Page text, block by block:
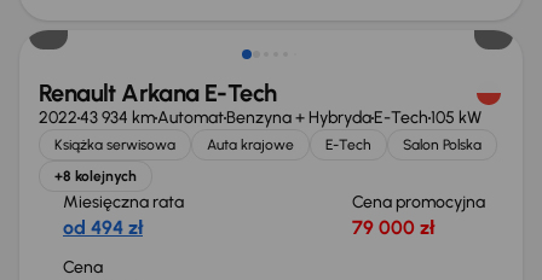
Renault Arkana E-Tech
202243 934 kmAutomatBenzyna + HybrydaE-Tech105 kW
Książka serwisowa Auta krajowe E-Tech
Salon Polska
+8 kolejnych
Miesięczna rata
od 494 zł
Cena promocyjna
79 000 zł
Cena